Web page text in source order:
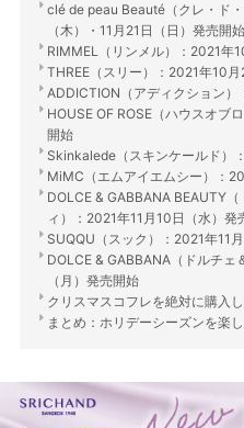
clé de peau Beauté（クレ・ド
（木）・11月21日（日）発売開始
RIMMEL（リンメル）：2021年
THREE（スリー）：2021年10
ADDICTION（アディクション
HOUSE OF ROSE（ハウスオブ
開始
Skinkalede（スキンケールド）
MiMC（エムアイエムシー）：
DOLCE & GABBANA BEAUTY
ィ）：2021年11月10日（水）発
SUQQU（スック）：2021年11月
DOLCE & GABBANA（ドルチェ
（月）発売開始
クリスマスコフレを絶対に購入
まとめ：ホリデーシーズンを楽